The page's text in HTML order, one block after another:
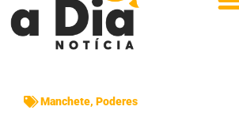
Manchete, Poderes